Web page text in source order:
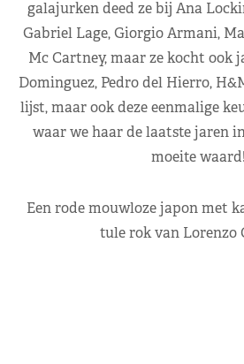
galajurken deed ze bij Ana
Gabriel Lage, Giorgio Armani,
Mc Cartney, maar ze kocht ook
Dominguez, Pedro del Hierro,
lijst, maar ook deze eenmalige
waar we haar de laatste jaren
moeite waard!
Een rode mouwloze japon met
tule rok van Lorenzo